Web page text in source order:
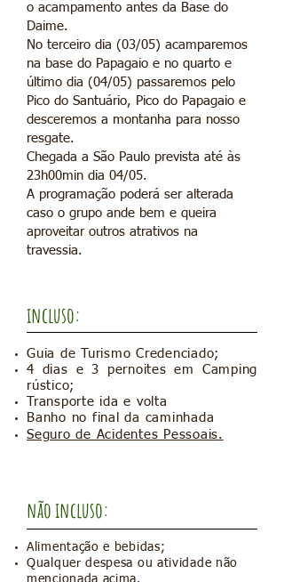
o acampamento antes da Base do
Daime.
No terceiro dia (03/05) acamparemos
na base do Papagaio e no quarto e
último dia (04/05) passaremos pelo
Pico do Santuário, Pico do Papagaio e
desceremos a montanha para nosso
resgate.
Chegada a São Paulo prevista até às
23h00min dia 04/05.
A programação poderá ser alterada
caso o grupo ande bem e queira
aproveitar outros atrativos na
travessia.
incluso:
Guia de Turismo Credenciado;
4 dias e 3 pernoites em Camping
rústico;
Transporte ida e volta
Banho no final da caminhada
Seguro de Acidentes Pessoais.
não incluso:
Alimentação e bebidas;
Qualquer despesa ou atividade não
mencionada acima.